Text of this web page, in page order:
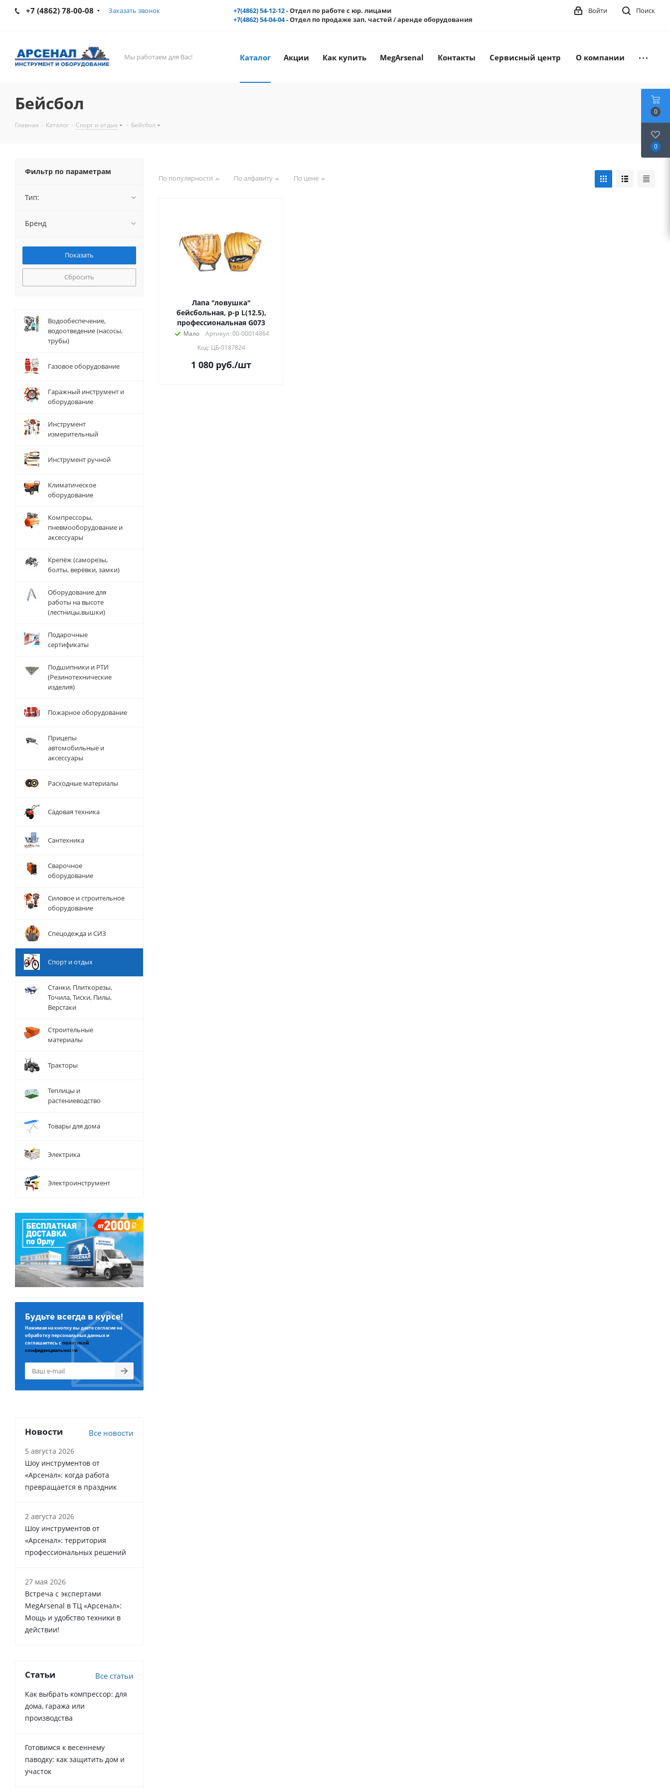
+7 (4862) 78-00-08 Заказать звонок +7(4862) 54-12-12- Отдел по работе с юр. лицами
+7(4862) 54-04-04- Отдел по продаже зап. частей / аренде оборудования
Поиск
Войти
Мы работаем для Вас! Каталог Акции Как купить MegArsenal Контакты Сервисный центр О компании
Бейсбол
Главная - Каталог - Спорт и отдых - Бейсбол
По популярности По алфавиту По цене
Лапа "ловушка"
бейсбольная, р-р L(12.5),
профессиональная G073
Мало
Артикул: 00-00014864
Код: ЦБ-0187824
1 080 руб./шт
Фильтр по параметрам
Тип:
Бренд
Сбросить
Водообеспечение,
водоотведение (насосы,
трубы)
Газовое оборудование
Гаражный инструмент и
оборудование
Инструмент
измерительный
Инструмент ручной
Климатическое
оборудование
Компрессоры,
пневмооборудование и
аксессуары
Крепёж (саморезы,
болты, верёвки, замки)
Оборудование для
работы на высоте
(лестницы,вышки)
Подарочные
сертификаты
Подшипники и РТИ
(Резинотехнические
изделия)
Пожарное оборудование
Прицепы
автомобильные и
аксессуары
Расходные материалы
Садовая техника
Сантехника
Сварочное
оборудование
Силовое и строительное
оборудование
Спецодежда и СИЗ
Спорт и отдых
Станки, Плиткорезы,
Точила, Тиски, Пилы,
Верстаки
Строительные
материалы
Тракторы
Теплицы и
растениеводство
Товары для дома
Электрика
Электроинструмент
Будьте всегда в курсе!
Нажимая на кнопку вы даете согласие на
обработку персональных данных и
соглашаетесь сполитикой
конфиденциальности
Новости Все новости
5 августа 2026
Шоу инструментов от
«Арсенал»: когда работа
превращается в праздник
2 августа 2026
Шоу инструментов от
«Арсенал»: территория
профессиональных решений
27 мая 2026
Встреча с экспертами
MegArsenal в ТЦ «Арсенал»:
Мощь и удобство техники в
действии!
Статьи Все статьи
Как выбрать компрессор: для
дома, гаража или
производства
Готовимся к весеннему
паводку: как защитить дом и
участок
0
0